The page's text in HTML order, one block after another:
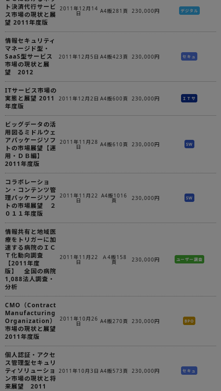
ト決済代行サービ
ス市場の現状と展
望 2011年度版
2011年12月14
日 A4版281頁 230,000円 デジタル
情報セキュリティ
マネージド型・
SaaS型サービス
市場の現状と展
望 2012
2011年12月5日 A4版423頁 230,000円 セキュ
ITサービス市場の
実態と展望 2011
年度版
2011年12月2日 A4版600頁 230,000円 ＩＴサ
ビッグデータの活
用図るミドルウェ
アパッケージソフ
トの市場展望【運
用・ＤＢ編】
2011年度版
2011年11月28
日 A4版610頁 230,000円 SW
コラボレーショ
ン・コンテンツ管
理パッケージソフ
トの市場展望 ２
０１１年度版
2011年11月22
日
A4版1016
頁 230,000円 SW
情報共有と地域医
療をトリガーに加
速する病院のＩＣ
Ｔ化動向調査
【2011年度
版】 全国の病院
1,088法人調査・
分析
2011年11月22
日
Ａ4版158
頁 230,000円 ユーザー調査
CMO（Contract
Manufacturing
Organization）
市場の現状と展望
2011年度版
2011年10月26
日 A4版270頁 230,000円 BPO
個人認証・アクセ
ス管理型セキュリ
ティソリューショ
ン市場の現状と将
来展望 2011
2011年10月3日 A4版573頁 230,000円 セキュ